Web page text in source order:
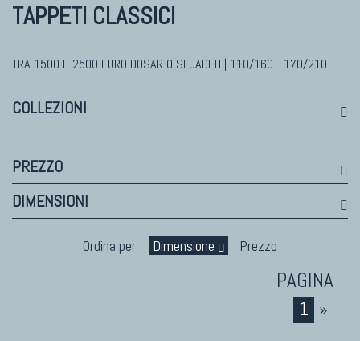
Himalayan
Kala Laie
Tappeti Moderni Collezione Morandi
TAPPETI DI DESIGN D'ARTE
Marco Nereo Rotelli
Daniela Marchetti
TAPPETI CLASSICI
TRA 1500 E 2500 EURO DOSAR O SEJADEH | 110/160 - 170/210
COLLEZIONI
PREZZO
DIMENSIONI
Ordina per: Dimensione Prezzo
1 »